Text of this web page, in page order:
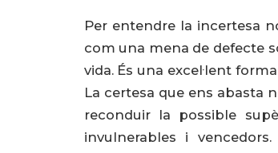
Per entendre la incertesa
com una mena de defecte
vida. És una excel·lent
La certesa que ens abasta
reconduir la possible
invulnerables i